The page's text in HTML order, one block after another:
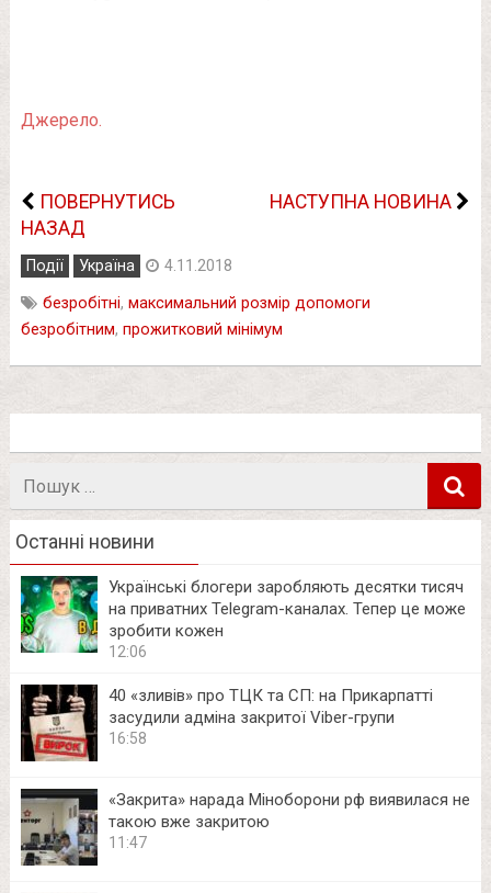
Джерело.
ПОВЕРНУТИСЬ
НАЗАД
НАСТУПНА НОВИНА
Події Україна
4.11.2018
безробітні, максимальний розмір допомоги
безробітним, прожитковий мінімум
Останні новини
Українські блогери заробляють десятки тисяч
на приватних Telegram-каналах. Тепер це може
зробити кожен
12:06
40 «зливів» про ТЦК та СП: на Прикарпатті
засудили адміна закритої Viber-групи
16:58
«Закрита» нарада Міноборони рф виявилася не
такою вже закритою
11:47